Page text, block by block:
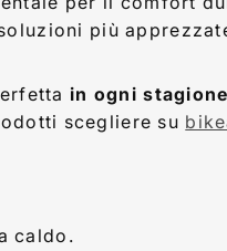
più
in ogni stagione
scegliere su
caldo.